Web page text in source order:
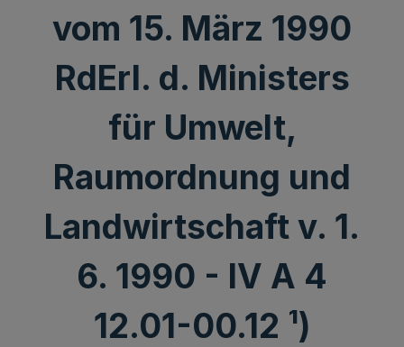
vom 15. März 1990
RdErl. d. Ministers
für Umwelt,
Raumordnung und
Landwirtschaft v. 1.
6. 1990 - IV A 4
12.01-00.12 ¹)